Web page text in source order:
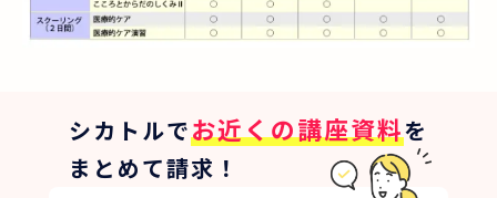
シカトルでお近くの講座資料を
まとめて請求！